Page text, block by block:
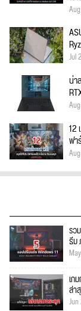
Jul
น่า
12
ฟ
รว
ธีม
เก
ล่า